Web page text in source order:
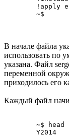
В начале файла
использовать по
указана. Файл
переменной
приходилось его
Каждый файл
	Y2014